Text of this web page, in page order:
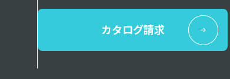
カタログ請求